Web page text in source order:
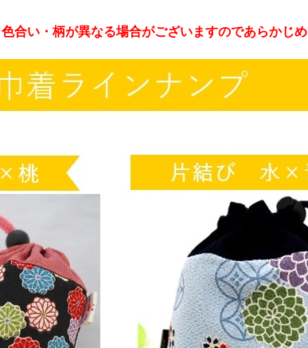
合い・柄が異なる場合がございますのであらかじめ